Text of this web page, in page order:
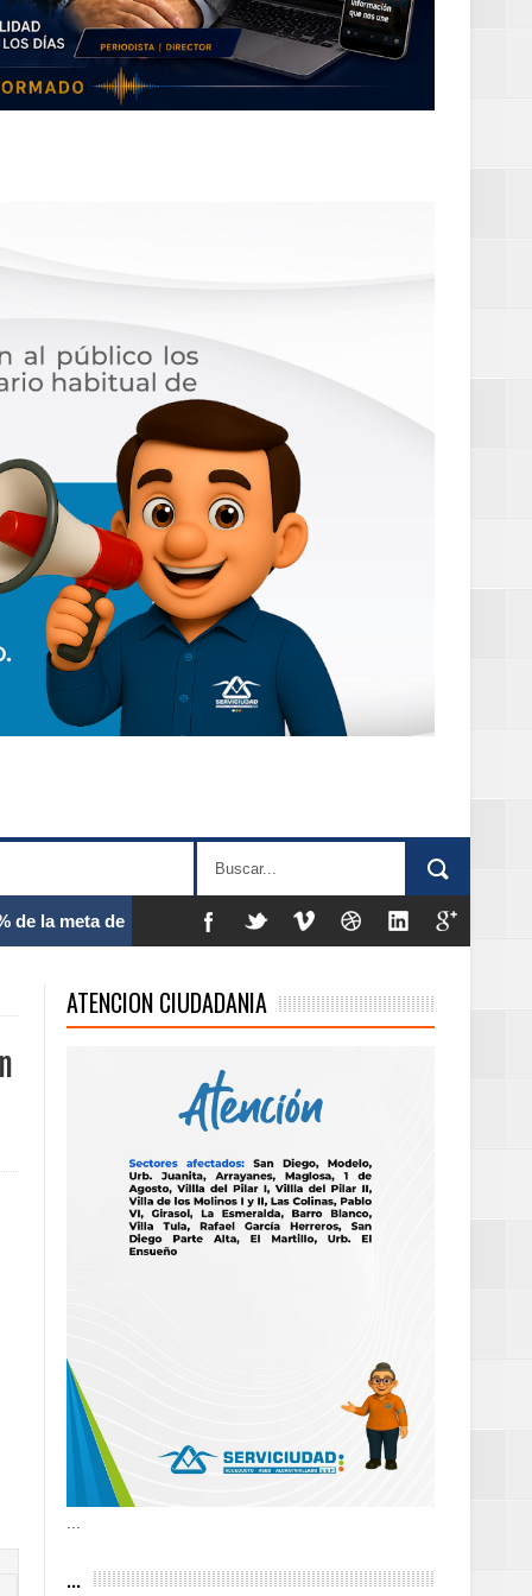
violencias
sin
Gobierno de
de la Mujer
ATENCION CIUDADANIA
...